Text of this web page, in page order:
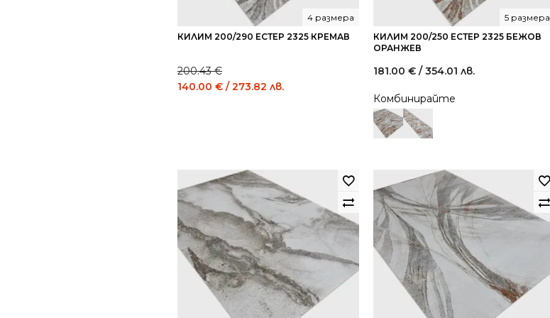
КИЛИМ 200/290 ЕСТЕР 2325 КРЕМАВ
4 размера
200.43€
Original
140.00 € / 273.82 лв.
КИЛИМ 200/250 ЕСТЕР 2325 БЕЖОВ
ОРАНЖЕВ
5 размера
181.00 € / 354.01 лв.
Комбинирайте